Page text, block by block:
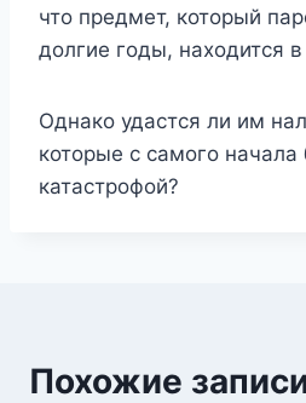
что предмет, который
долгие годы, находится
Однако удастся ли им
которые с самого
катастрофой?
Похожие